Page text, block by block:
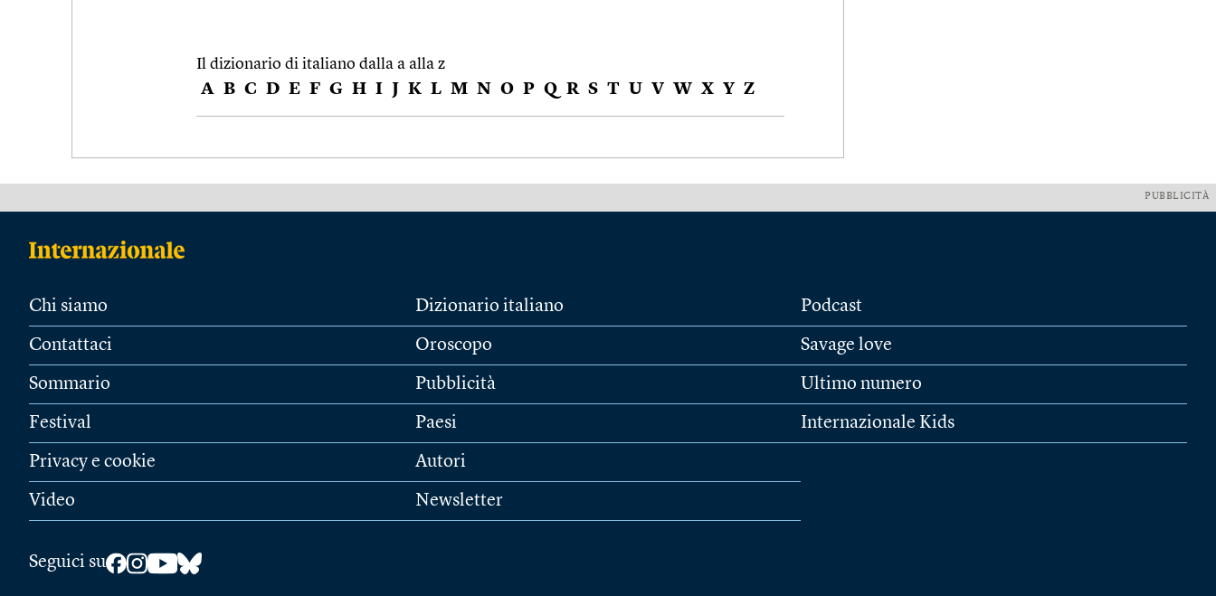
Il dizionario di italiano dalla a alla z
A B C D E F G H I J K L M N O P Q R S T U V W X Y Z
PUBBLICITÀ
Chi siamo
Contattaci
Sommario
Festival
Privacy e cookie
Video
Dizionario italiano
Oroscopo
Pubblicità
Paesi
Autori
Newsletter
Podcast
Savage love
Ultimo numero
Internazionale Kids
Seguici su